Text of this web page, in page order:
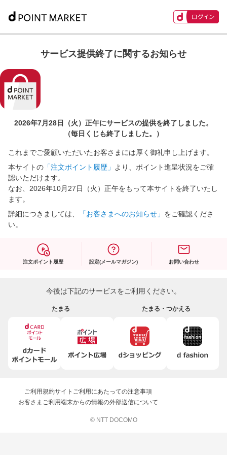
サービス提供終了に関するお知らせ
2026年7月28日（火）正午にサービスの提供を終了しました。
（毎日くじも終了しました。）
これまでご愛顧いただいたお客さまには厚く御礼申し上げます。
本サイトの 「注文ポイント履歴」
より、ポイント進呈状況をご確
認いただけます。
なお、2026年10月27日（火）正午をもって本サイトを終了いたし
ます。
詳細につきましては、
「お客さまへのお知らせ」 をご確認くださ
い。
注文ポイント履歴 設定(メールマガジン) お問い合わせ
今後は下記のサービスをご利用ください。
たまる たまる・つかえる
ご利用規約サイトご利用にあたっての注意事項
お客さまご利用端末からの情報の外部送信について
© NTT DOCOMO